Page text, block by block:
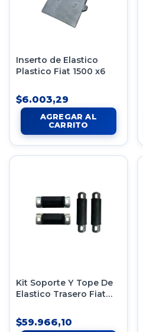
Inserto de Elastico
Plastico Fiat 1500 x6
$6.003,29
Kit Soporte Y Tope De
Elastico Trasero Fiat
$59.966,10